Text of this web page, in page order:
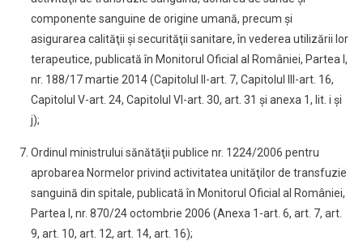
componente sanguine de origine umană, precum şi
asigurarea calităţii şi securităţii sanitare, în vederea utilizării lor
terapeutice, publicată în Monitorul Oficial al României, Partea I,
nr. 188/17 martie 2014 (Capitolul II-art. 7, Capitolul III-art. 16,
Capitolul V-art. 24, Capitolul VI-art. 30, art. 31 şi anexa 1, lit. i şi
j);
Ordinul ministrului sănătăţii publice nr. 1224/2006 pentru
aprobarea Normelor privind activitatea unităţilor de transfuzie
sanguină din spitale, publicată în Monitorul Oficial al României,
Partea I, nr. 870/24 octombrie 2006 (Anexa 1-art. 6, art. 7, art.
9, art. 10, art. 12, art. 14, art. 16);